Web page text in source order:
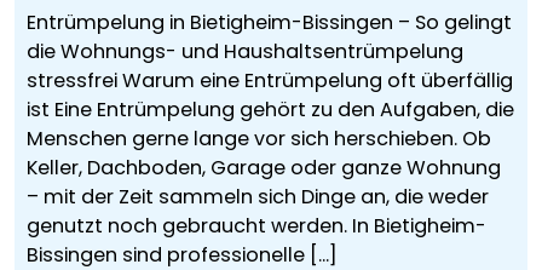
Entrümpelung in Bietigheim-Bissingen – So gelingt
die Wohnungs- und Haushaltsentrümpelung
stressfrei Warum eine Entrümpelung oft überfällig
ist Eine Entrümpelung gehört zu den Aufgaben, die
Menschen gerne lange vor sich herschieben. Ob
Keller, Dachboden, Garage oder ganze Wohnung
– mit der Zeit sammeln sich Dinge an, die weder
genutzt noch gebraucht werden. In Bietigheim-
Bissingen sind professionelle [...]